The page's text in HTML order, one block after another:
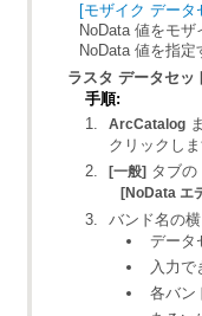
[モザイク デー
NoData 値を指
ラスタ データセッ
手順:
ArcCatalog
クリックし
[一般] タブの
[NoData エ
バンド名の
データ
入力で
各バン